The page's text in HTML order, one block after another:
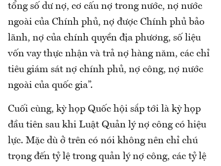
tổng số dư nợ, cơ cấu nợ trong nước, nợ nước
ngoài của Chính phủ, nợ được Chính phủ bảo
lãnh, nợ của chính quyền địa phương, số liệu
vốn vay thực nhận và trả nợ hàng năm, các chỉ
tiêu giám sát nợ chính phủ, nợ công, nợ nước
ngoài của quốc gia”.
Cuối cùng, kỳ họp Quốc hội sắp tới là kỳ họp
đầu tiên sau khi Luật Quản lý nợ công có hiệu
lực. Mặc dù ở trên có nói không nên chỉ chú
trọng đến tỷ lệ trong quản lý nợ công, các tỷ lệ